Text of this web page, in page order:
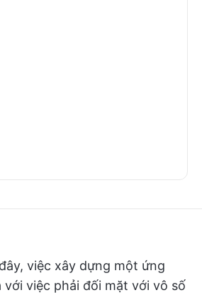
việc xây dựng một ứng
việc phải đối mặt với vô số